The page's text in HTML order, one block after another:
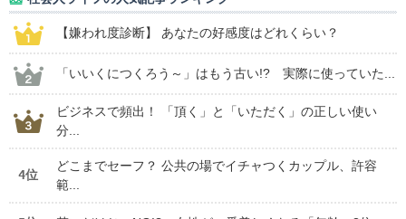
【嫌われ度診断】 あなたの好感度はどれくらい？
「いいくにつくろう～」はもう古い!? 実際に使っていた...
ビジネスで頻出！ 「頂く」と「いただく」の正しい使い
分...
4位
どこまでセーフ？ 公共の場でイチャつくカップル、許容
範...